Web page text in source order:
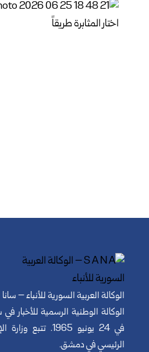
الوكالة العربية السورية للأنباء – سانا
الوكالة الوطنية الرسمية للأخبار
في 24 يونيو 1965. تتبع
الرئيسي في دمشق.